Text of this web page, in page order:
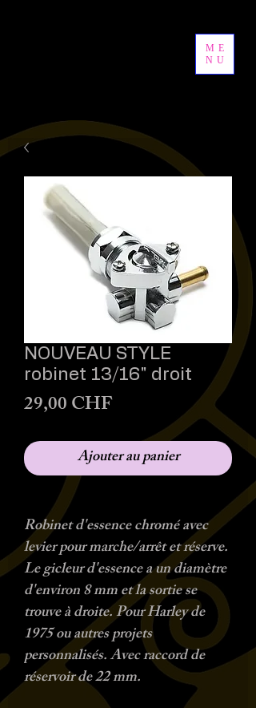
ME
NU
NOUVEAU STYLE
robinet 13/16" droit
29,00 CHFPrix
Ajouter au panier
Robinet d'essence chromé avec
levier pour marche/arrêt et réserve.
Le gicleur d'essence a un diamètre
d'environ 8 mm et la sortie se
trouve à droite. Pour Harley de
1975 ou autres projets
personnalisés. Avec raccord de
réservoir de 22 mm.